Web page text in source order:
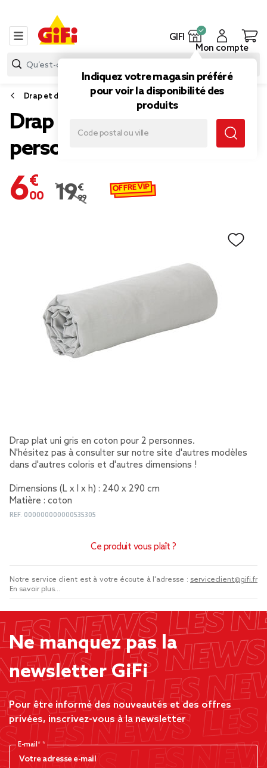
GIFI
Indiquez votre magasin préféré
pour voir la disponibilité des
produits
Mon compte
Drap et drap housse
Drap plat uni gris 2
personnes
6,00 €
Prix remisé de 19,99 € à 6,00 €
19,99 € OFFRE VIP
Drap plat uni gris en coton pour 2 personnes.
N'hésitez pas à consulter sur notre site d'autres modèles
dans d'autres coloris et d'autres dimensions !
Dimensions (L x l x h) : 240 x 290 cm
Matière : coton
REF. 000000000000535305
Ce produit vous plaît ?
Notre service client est à votre écoute à l'adresse : serviceclient@gifi.fr
En savoir plus...
Ne manquez pas la
newsletter GiFi
Pour être informé des nouveautés et des offres
privées, inscrivez-vous à la newsletter
E-mail*